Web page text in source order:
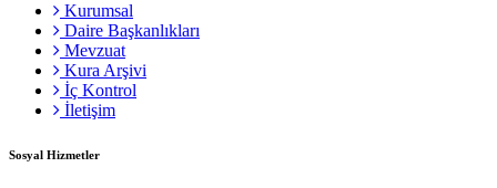
Kurumsal
Daire Başkanlıkları
Mevzuat
Kura Arşivi
İç Kontrol
İletişim
Sosyal Hizmetler